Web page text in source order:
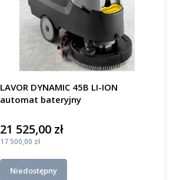
LAVOR DYNAMIC 45B LI-ION
automat bateryjny
Cena
21 525,00 zł
Cena
17 500,00 zł
Niedostępny